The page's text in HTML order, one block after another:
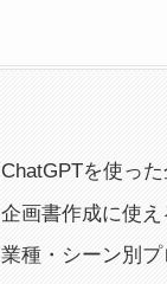
ChatGPTを使っ
企画書作成に使
業種・シーン別